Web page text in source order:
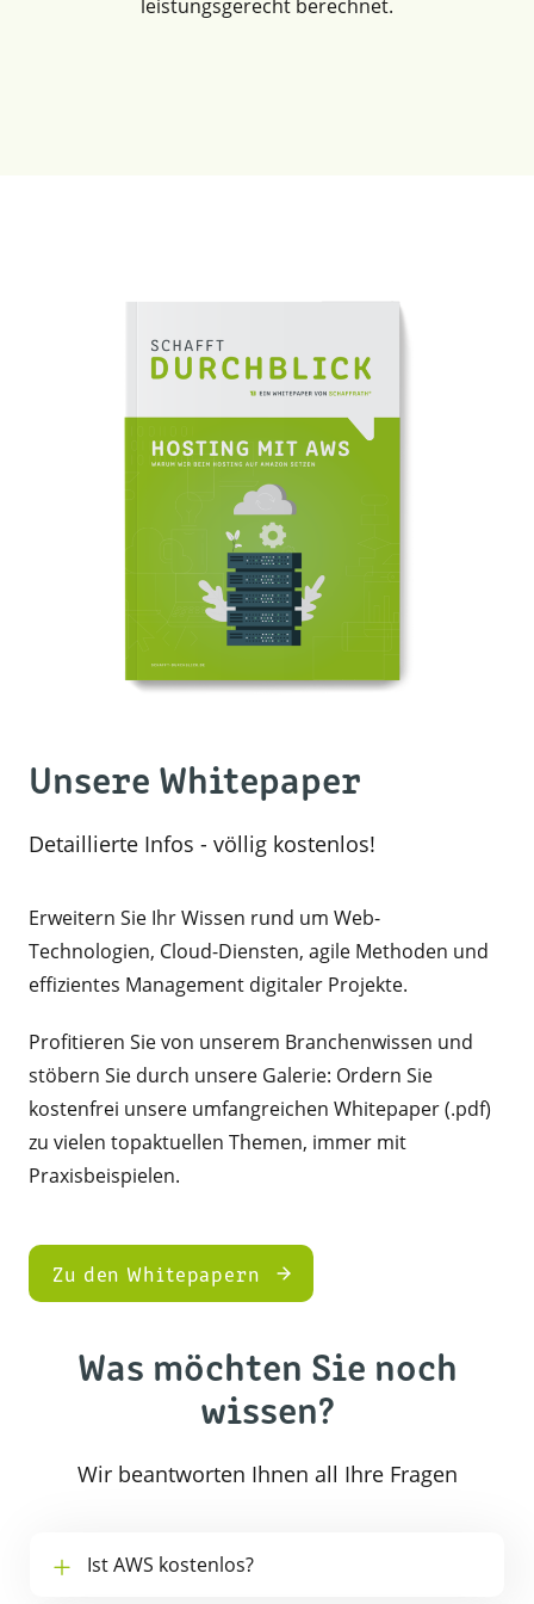
leistungsgerecht berechnet.
Unsere Whitepaper
Detaillierte Infos - völlig kostenlos!
Erweitern Sie Ihr Wissen rund um Web-
Technologien, Cloud-Diensten, agile Methoden und
effizientes Management digitaler Projekte.
Profitieren Sie von unserem Branchenwissen und
stöbern Sie durch unsere Galerie: Ordern Sie
kostenfrei unsere umfangreichen Whitepaper (.pdf)
zu vielen topaktuellen Themen, immer mit
Praxisbeispielen.
Zu den Whitepapern
Was möchten Sie noch
wissen?
Wir beantworten Ihnen all Ihre Fragen
Ist AWS kostenlos?